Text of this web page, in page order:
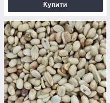
Купити